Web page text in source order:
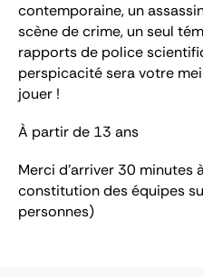
contemporaine, un
scène de crime, un seul
rapports de police
perspicacité sera votre
jouer !
À partir de 13 ans
Merci d’arriver 30 minutes
constitution des équipes
personnes)